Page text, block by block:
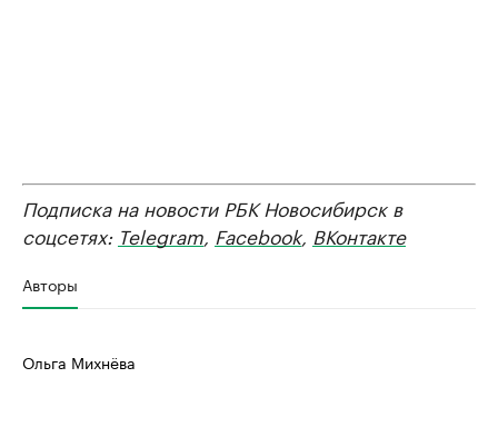
Подписка на новости РБК Новосибирск в
соцсетях: Telegram Facebook, ВКонтакте
Авторы
Ольга Михнёва